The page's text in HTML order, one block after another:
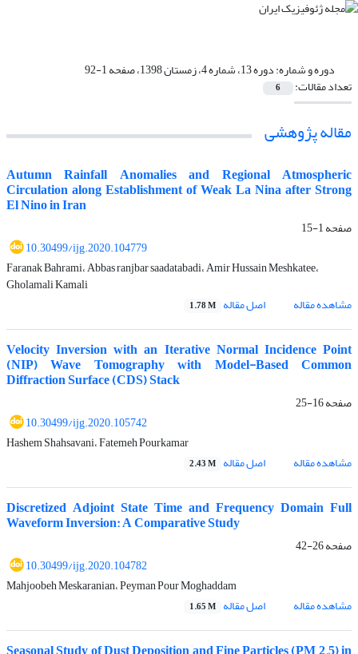
دوره و شماره:دوره 13، شماره 4، زمستان 1398، صفحه 1-92
تعداد مقالات: 6
مقاله پژوهشی‌
Autumn Rainfall Anomalies and Regional Atmospheric
Circulation along Establishment of Weak La Nina after Strong
El Nino in Iran
صفحه1-15
10.30499/ijg.2020.104779
Faranak Bahrami، Abbas ranjbar saadatabadi، Amir Hussain Meshkatee،
Gholamali Kamali
مشاهده مقاله
اصل مقاله 1.78 M
Velocity Inversion with an Iterative Normal Incidence Point
(NIP) Wave Tomography with Model-Based Common
Diffraction Surface (CDS) Stack
صفحه16-25
10.30499/ijg.2020.105742
Hashem Shahsavani، Fatemeh Pourkamar
مشاهده مقاله
اصل مقاله 2.43 M
Discretized Adjoint State Time and Frequency Domain Full
Waveform Inversion: A Comparative Study
صفحه26-42
10.30499/ijg.2020.104782
Mahjoobeh Meskaranian، Peyman Pour Moghaddam
مشاهده مقاله
اصل مقاله 1.65 M